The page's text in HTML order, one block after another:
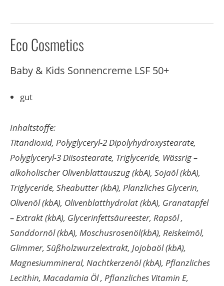
Eco Cosmetics
Baby & Kids Sonnencreme LSF 50+
gut
Inhaltstoffe:
Titandioxid, Polyglyceryl-2 Dipolyhydroxystearate,
Polyglyceryl-3 Diisostearate, Triglyceride, Wässrig –
alkoholischer Olivenblattauszug (kbA), Sojaöl (kbA),
Triglyceride, Sheabutter (kbA), Planzliches Glycerin,
Olivenöl (kbA), Olivenblatthydrolat (kbA), Granatapfel
– Extrakt (kbA), Glycerinfettsäureester, Rapsöl ,
Sanddornöl (kbA), Moschusrosenöl(kbA), Reiskeimöl,
Glimmer, Süßholzwurzelextrakt, Jojobaöl (kbA),
Magnesiummineral, Nachtkerzenöl (kbA), Pflanzliches
Lecithin, Macadamia Öl , Pflanzliches Vitamin E,